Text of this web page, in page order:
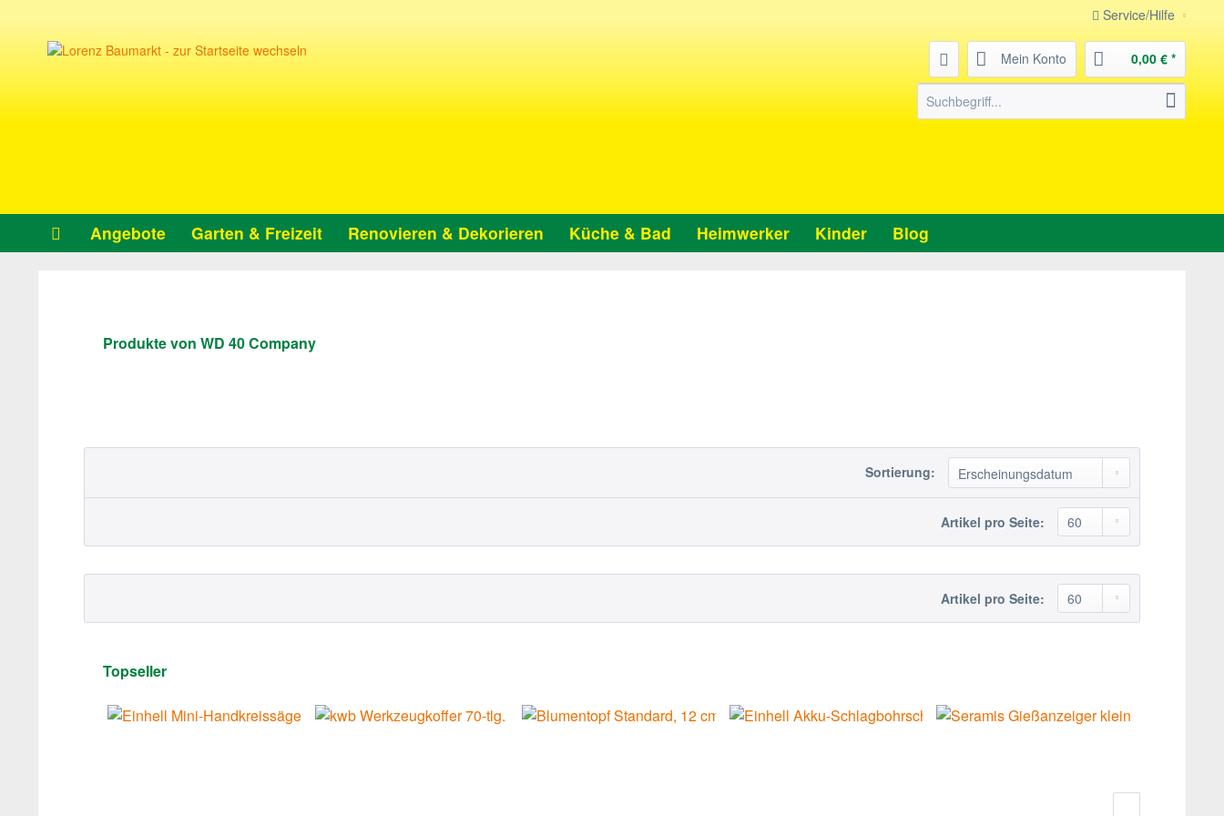
Service/Hilfe
Mein Konto 0,00 € *
Angebote Garten & Freizeit Renovieren & Dekorieren Küche & Bad Heimwerker Kinder Blog
Produkte von WD 40 Company
Sortierung:
Artikel pro Seite:
Artikel pro Seite:
Topseller